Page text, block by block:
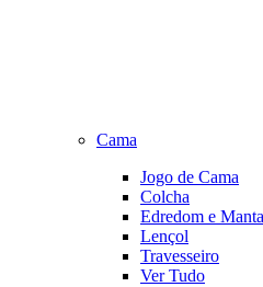
Cama
Jogo de Cama
Colcha
Edredom e Manta
Lençol
Travesseiro
Ver Tudo